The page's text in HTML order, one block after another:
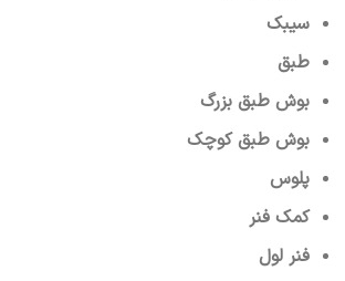
سیبک
طبق
بوش طبق بزرگ
بوش طبق کوچک
پلوس
کمک فنر
فنر لول